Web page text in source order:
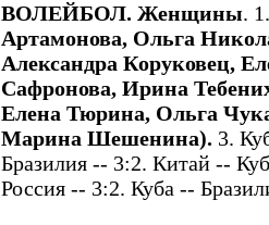
ВОЛЕЙБОЛ. Женщины.
Артамонова, Ольга
Александра Коруковец,
Сафронова, Ирина
Елена Тюрина, Ольга
Марина Шешенина). 3.
Бразилия -- 3:2. Китай --
Россия -- 3:2. Куба --